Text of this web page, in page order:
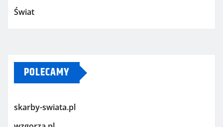
Świat
POLECAMY
skarby-swiata.pl